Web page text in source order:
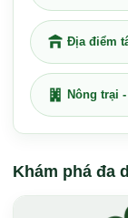
Địa điểm
Nông trại
Khám phá đa